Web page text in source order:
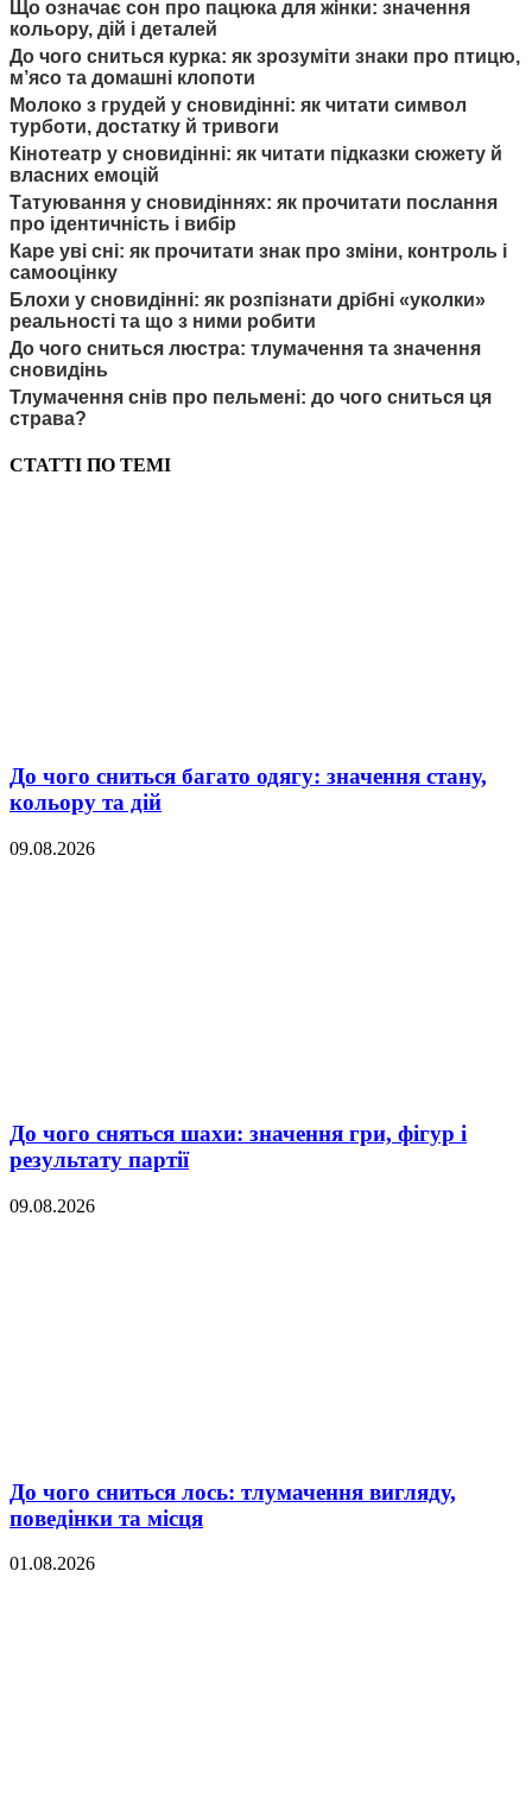
Що означає сон про пацюка для жінки: значення
кольору, дій і деталей
До чого сниться курка: як зрозуміти знаки про птицю,
м’ясо та домашні клопоти
Молоко з грудей у сновидінні: як читати символ
турботи, достатку й тривоги
Кінотеатр у сновидінні: як читати підказки сюжету й
власних емоцій
Татуювання у сновидіннях: як прочитати послання
про ідентичність і вибір
Каре уві сні: як прочитати знак про зміни, контроль і
самооцінку
Блохи у сновидінні: як розпізнати дрібні «уколки»
реальності та що з ними робити
До чого сниться люстра: тлумачення та значення
сновидінь
Тлумачення снів про пельмені: до чого сниться ця
страва?
СТАТТІ ПО ТЕМІ
До чого сниться багато одягу: значення стану,
кольору та дій
09.08.2026
До чого сняться шахи: значення гри, фігур і
результату партії
09.08.2026
До чого сниться лось: тлумачення вигляду,
поведінки та місця
01.08.2026